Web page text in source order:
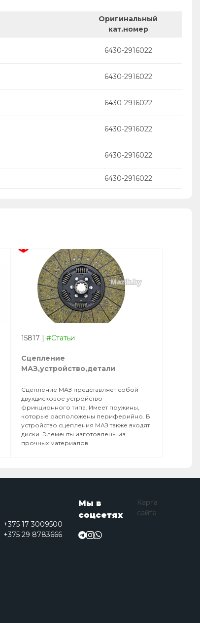
Оригинальный
кат.номер
6430-2916022
6430-2916022
6430-2916022
6430-2916022
6430-2916022
6430-2916022
15817 | #Статьи
Сцепление
МАЗ,устройство,детали
Сцепление МАЗ представляет собой
двухдисковое устройство
фрикционного типа. Имеет пружины,
которые расположены периферийно. В
устройство сцепления МАЗ также входят
диски. Элементы изготовлены из
прочных материалов.
+375 17 3009500
+375 29 8783666
Мы в
соцсетях
Карта
сайта